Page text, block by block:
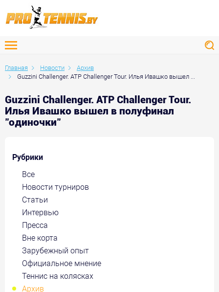
Главная Новости
Архив
Guzzini Challenger. ATP Challenger Tour. Илья Ивашко вышел ...
Guzzini Challenger. ATP Challenger Tour.
Илья Ивашко вышел в полуфинал
"одиночки"
Рубрики
Все
Новости турниров
Статьи
Интервью
Пресса
Вне корта
Зарубежный опыт
Официальное мнение
Теннис на колясках
Архив